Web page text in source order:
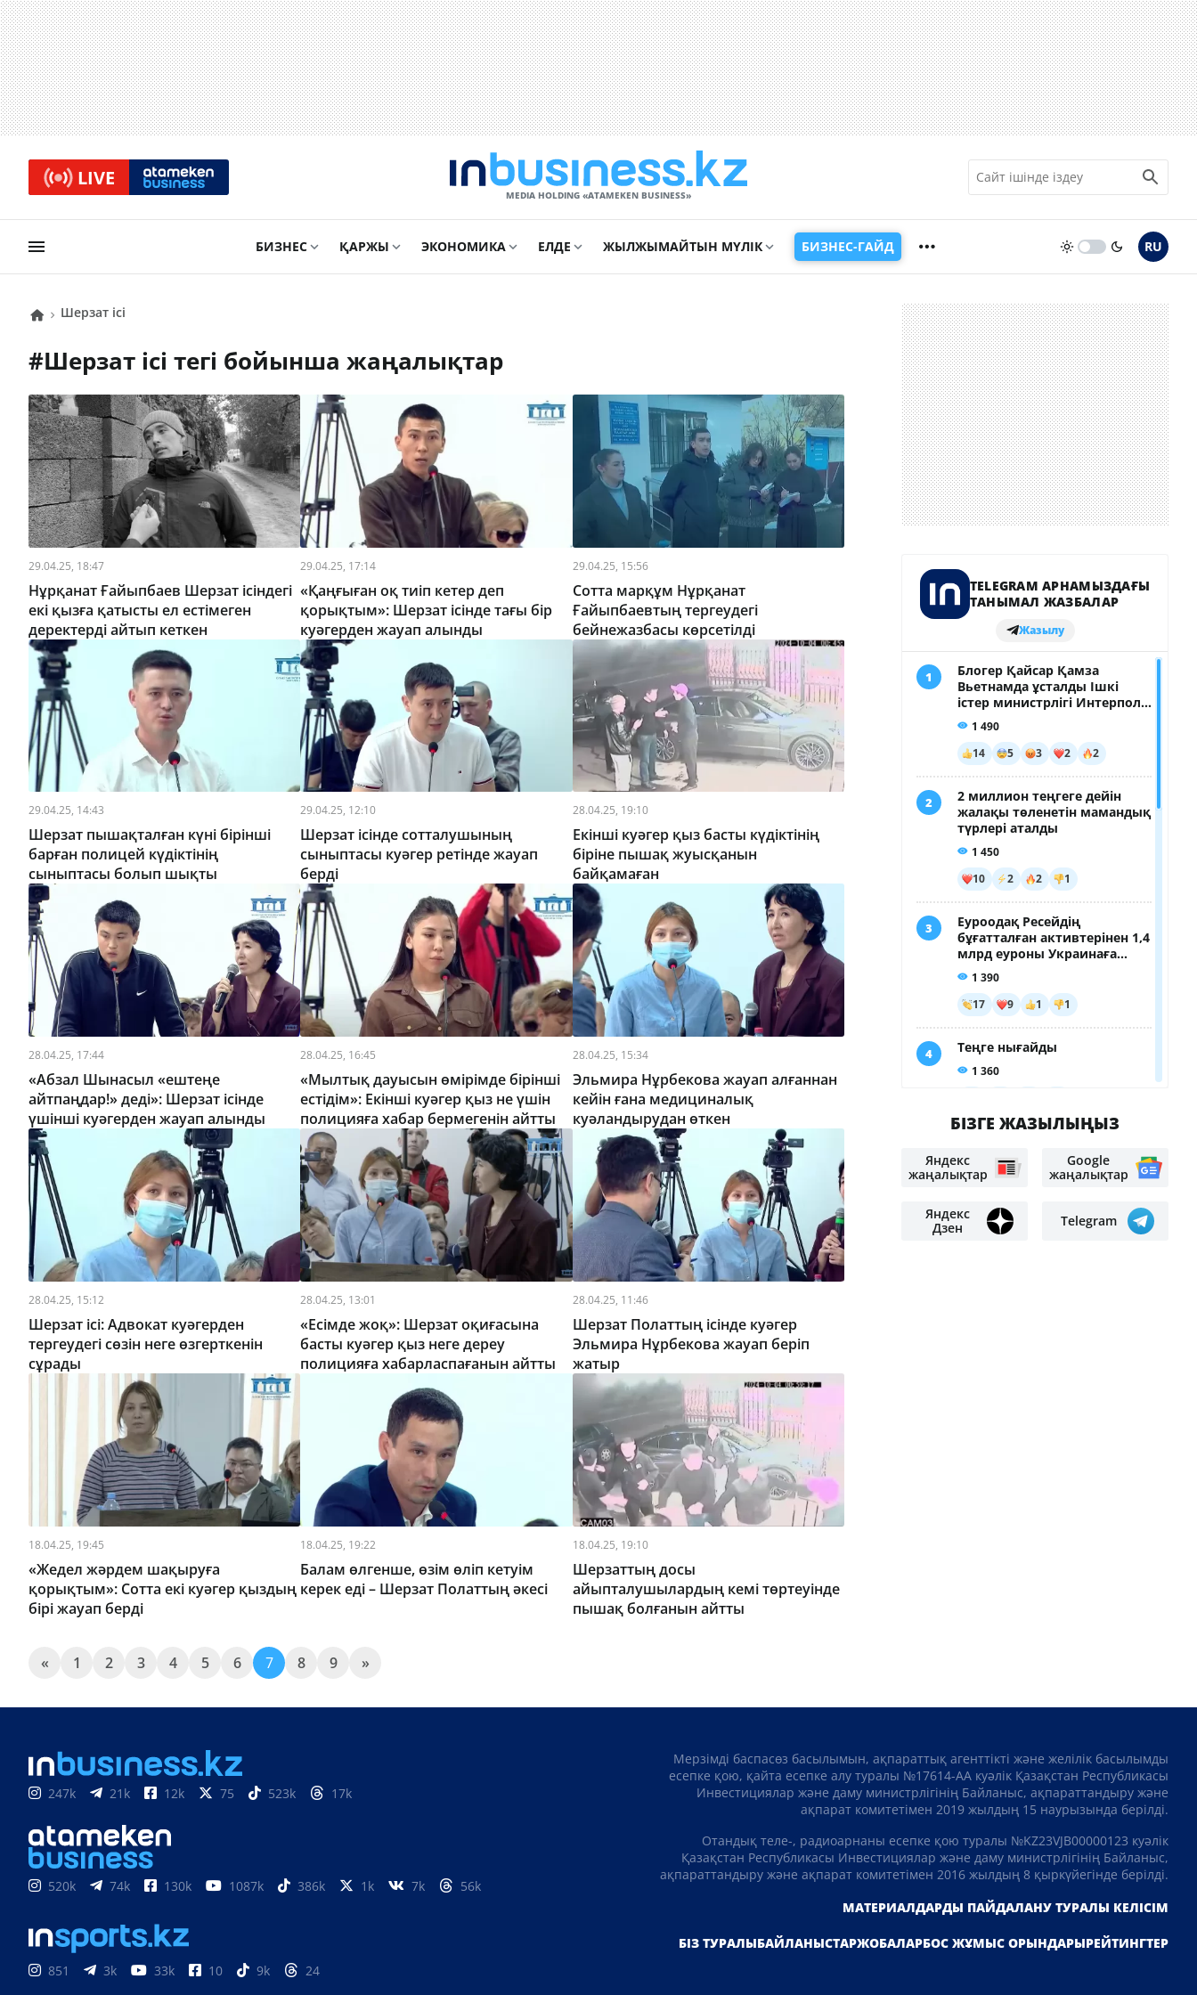
LIVE
MEDIA HOLDING «ATAMEKЕN BUSINESS»
БИЗНЕС ҚАРЖЫ ЭКОНОМИКА ЕЛДЕ ЖЫЛЖЫМАЙТЫН МҮЛІК БИЗНЕС-ГАЙД RU
Шерзат ісі
# Шерзат ісі тегі бойынша жаңалықтар
29.04.25, 18:47
Нұрқанат Ғайыпбаев Шерзат ісіндегі
екі қызға қатысты ел естімеген
деректерді айтып кеткен
29.04.25, 17:14
«Қаңғыған оқ тиіп кетер деп
қорықтым»: Шерзат ісінде тағы бір
куәгерден жауап алынды
29.04.25, 15:56
Сотта марқұм Нұрқанат
Ғайыпбаевтың тергеудегі
бейнежазбасы көрсетілді
29.04.25, 14:43
Шерзат пышақталған күні бірінші
барған полицей күдіктінің
сыныптасы болып шықты
29.04.25, 12:10
Шерзат ісінде сотталушының
сыныптасы куәгер ретінде жауап
берді
28.04.25, 19:10
Екінші куәгер қыз басты күдіктінің
біріне пышақ жуысқанын
байқамаған
28.04.25, 17:44
«Абзал Шынасыл «ештеңе
айтпаңдар!» деді»: Шерзат ісінде
үшінші куәгерден жауап алынды
28.04.25, 16:45
«Мылтық дауысын өмірімде бірінші
естідім»: Екінші куәгер қыз не үшін
полицияға хабар бермегенін айтты
28.04.25, 15:34
Эльмира Нұрбекова жауап алғаннан
кейін ғана медициналық
куәландырудан өткен
28.04.25, 15:12
Шерзат ісі: Адвокат куәгерден
тергеудегі сөзін неге өзгерткенін
сұрады
28.04.25, 13:01
«Есімде жоқ»: Шерзат оқиғасына
басты куәгер қыз неге дереу
полицияға хабарласпағанын айтты
28.04.25, 11:46
Шерзат Полаттың ісінде куәгер
Эльмира Нұрбекова жауап беріп
жатыр
18.04.25, 19:45
«Жедел жәрдем шақыруға
қорықтым»: Сотта екі куәгер қыздың
бірі жауап берді
18.04.25, 19:22
Балам өлгенше, өзім өліп кетуім
керек еді – Шерзат Полаттың әкесі
18.04.25, 19:10
Шерзаттың досы
айыпталушылардың кемі төртеуінде
пышақ болғанын айтты
« 1 2 3 4 5 6 7 8 9 »
БІЗГЕ ЖАЗЫЛЫҢЫЗ
Яндекс
жаңалықтар
Google
жаңалықтар
Яндекс
Дзен
Telegram
247k 21k 12k 75 523k 17k
520k 74k 130k 1087k 386k 1k 7k 56k
851 3k 33k 10 9k 24
Мерзімді баспасөз басылымын, ақпараттық агенттікті және желілік басылымды
есепке қою, қайта есепке алу туралы №17614-АА куәлік Қазақстан Республикасы
Инвестициялар және даму министрлігінің Байланыс, ақпараттандыру және
ақпарат комитетімен 2019 жылдың 15 наурызында берілді.
Отандық теле-, радиоарнаны есепке қою туралы №KZ23VJB00000123 куәлік
Қазақстан Республикасы Инвестициялар және даму министрлігінің Байланыс,
ақпараттандыру және ақпарат комитетімен 2016 жылдың 8 қыркүйегінде берілді.
МАТЕРИАЛДАРДЫ ПАЙДАЛАНУ ТУРАЛЫ КЕЛІСІМ
БІЗ ТУРАЛЫБАЙЛАНЫСТАРЖОБАЛАРБОС ЖҰМЫС ОРЫНДАРЫРЕЙТИНГТЕР